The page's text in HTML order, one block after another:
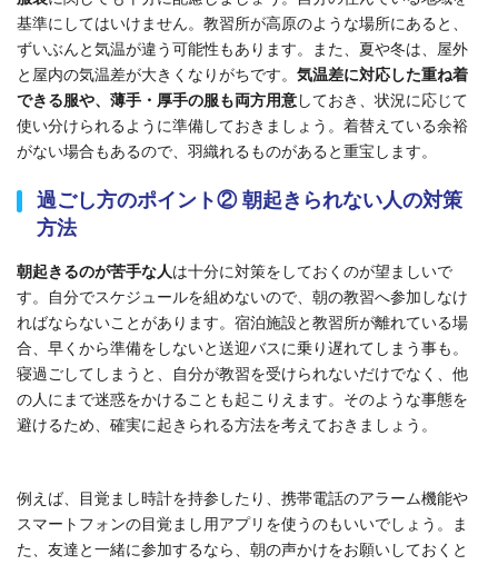
基準にしてはいけません。教習所が高原のような場所にあると、
ずいぶんと気温が違う可能性もあります。また、夏や冬は、屋外
と屋内の気温差が大きくなりがちです。 気温差に対応した重ね着
できる服や、 薄手・厚手の服も両方用意しておき、状況に応じて
使い分けられるように準備しておきましょう。着替えている余裕
がない場合もあるので、羽織れるものがあると重宝します。
過ごし方のポイント② 朝起きられない人の対策
方法
朝起きるのが苦手な人は十分に対策をしておくのが望ましいで
す。自分でスケジュールを組めないので、朝の教習へ参加しなけ
ればならないことがあります。宿泊施設と教習所が離れている場
合、 早くから準備をしないと送迎バスに乗り遅れてしまう事も 。
寝過ごしてしまうと、自分が教習を受けられないだけでなく、他
の人にまで迷惑をかけることも起こりえます。そのような事態を
避けるため、確実に起きられる方法を考えておきましょう。
例えば、目覚まし時計を持参 したり、 携帯電話のアラーム機能や
スマートフォンの目覚まし用アプリを使うのもいいでしょう 。ま
た、友達と一緒に参加するなら、朝の声かけをお願いしておくと